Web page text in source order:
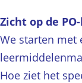
Zicht op de
We starten met
Hoe ziet het